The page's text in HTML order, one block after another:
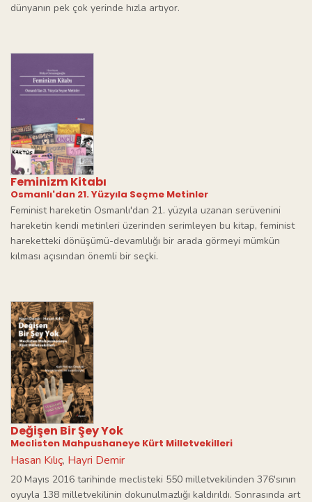
dünyanın pek çok yerinde hızla artıyor.
Feminizm Kitabı
Osmanlı'dan 21. Yüzyıla Seçme Metinler
Feminist hareketin Osmanlı'dan 21. yüzyıla uzanan serüvenini
hareketin kendi metinleri üzerinden serimleyen bu kitap, feminist
hareketteki dönüşümü-devamlılığı bir arada görmeyi mümkün
kılması açısından önemli bir seçki.
Değişen Bir Şey Yok
Meclisten Mahpushaneye Kürt Milletvekilleri
Hasan Kılıç, Hayri Demir
20 Mayıs 2016 tarihinde meclisteki 550 milletvekilinden 376'sının
oyuyla 138 milletvekilinin dokunulmazlığı kaldırıldı. Sonrasında art